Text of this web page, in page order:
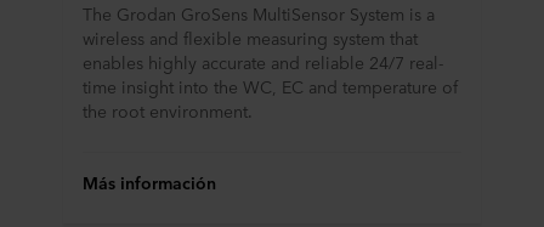
The Grodan GroSens MultiSensor System is a
wireless and flexible measuring system that
enables highly accurate and reliable 24/7 real-
time insight into the WC, EC and temperature of
the root environment.
Más información